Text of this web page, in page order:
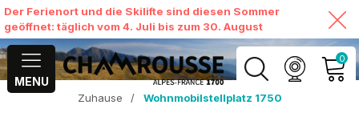
Der Ferienort und die Skilifte sind diesen Sommer
geöffnet: täglich vom 4. Juli bis zum 30. August
MENU
0
MEIN KONTO
Zuhause / Wohnmobilstellplatz 1750